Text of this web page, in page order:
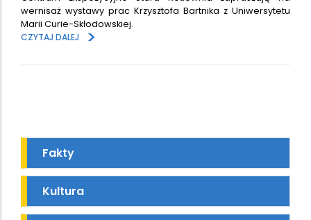
wernisaż wystawy prac Krzysztofa Bartnika z Uniwersytetu
Marii Curie-Skłodowskiej.
CZYTAJ DALEJ
>
Fakty
Kultura